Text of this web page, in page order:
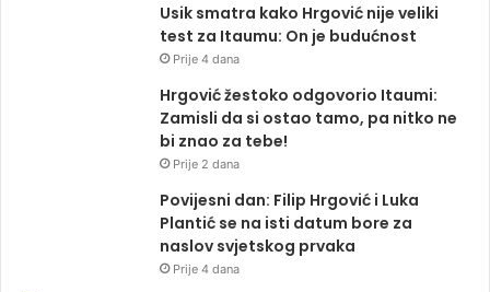
Usik smatra kako Hrgović nije veliki
test za Itaumu: On je budućnost
Prije 4 dana
Hrgović žestoko odgovorio Itaumi:
Zamisli da si ostao tamo, pa nitko ne
bi znao za tebe!
Prije 2 dana
Povijesni dan: Filip Hrgović i Luka
Plantić se na isti datum bore za
naslov svjetskog prvaka
Prije 4 dana